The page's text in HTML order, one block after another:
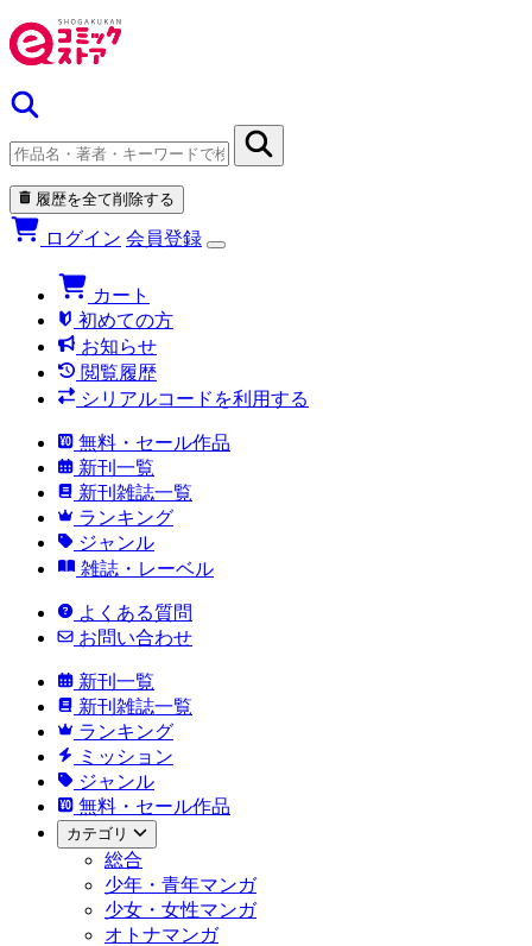
履歴を全て削除する
ログイン 会員登録
カート
初めての方
お知らせ
閲覧履歴
シリアルコードを利用する
無料・セール作品
新刊一覧
新刊雑誌一覧
ランキング
ジャンル
雑誌・レーベル
よくある質問
お問い合わせ
新刊一覧
新刊雑誌一覧
ランキング
ミッション
ジャンル
無料・セール作品
カテゴリ
総合
少年・青年マンガ
少女・女性マンガ
オトナマンガ